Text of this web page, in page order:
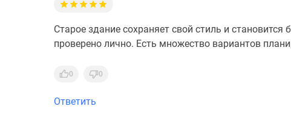
Старое здание сохраняет свой стиль и
проверено лично. Есть множество вариантов
0 0
Ответить